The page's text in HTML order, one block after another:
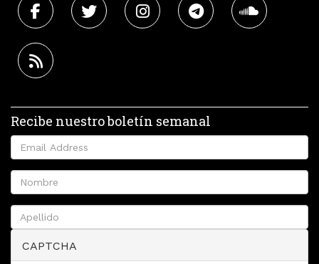
Recibe nuestro boletín semanal
CAPTCHA